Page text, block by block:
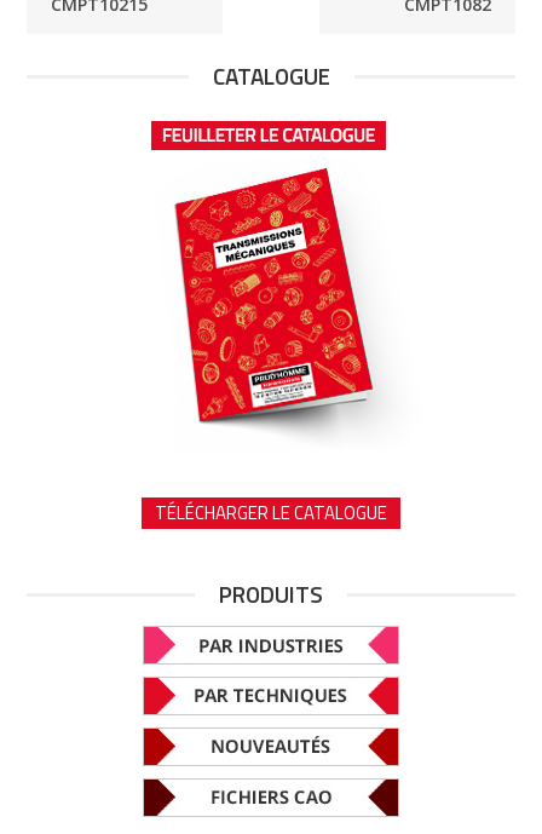
CATALOGUE
TÉLÉCHARGER LE CATALOGUE
PRODUITS